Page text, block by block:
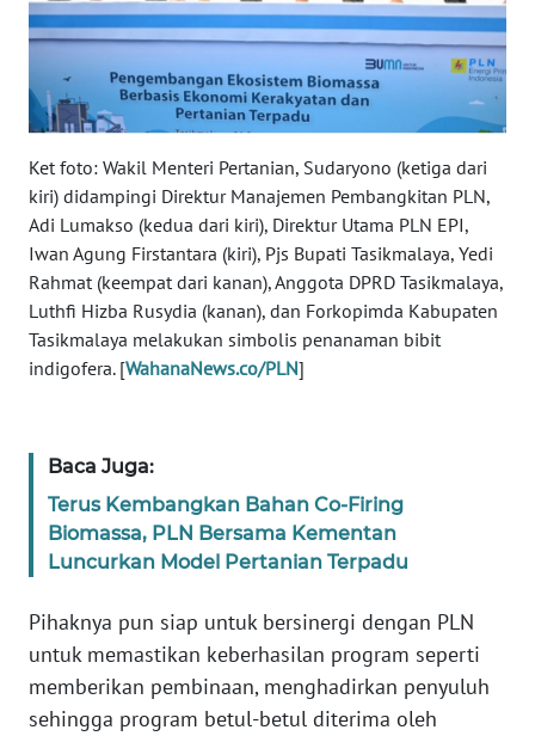
Ket foto: Wakil Menteri Pertanian, Sudaryono (ketiga dari
kiri) didampingi Direktur Manajemen Pembangkitan PLN,
Adi Lumakso (kedua dari kiri), Direktur Utama PLN EPI,
Iwan Agung Firstantara (kiri), Pjs Bupati Tasikmalaya, Yedi
Rahmat (keempat dari kanan), Anggota DPRD Tasikmalaya,
Luthfi Hizba Rusydia (kanan), dan Forkopimda Kabupaten
Tasikmalaya melakukan simbolis penanaman bibit
indigofera. [WahanaNews.co/PLN]
Baca Juga:
Terus Kembangkan Bahan Co-Firing
Biomassa, PLN Bersama Kementan
Luncurkan Model Pertanian Terpadu
Pihaknya pun siap untuk bersinergi dengan PLN
untuk memastikan keberhasilan program seperti
memberikan pembinaan, menghadirkan penyuluh
sehingga program betul-betul diterima oleh
WN
JAMBI
WN
SULTRA
WN
NTB
WN
SULTENG
WN
BABEL
SUMSEL